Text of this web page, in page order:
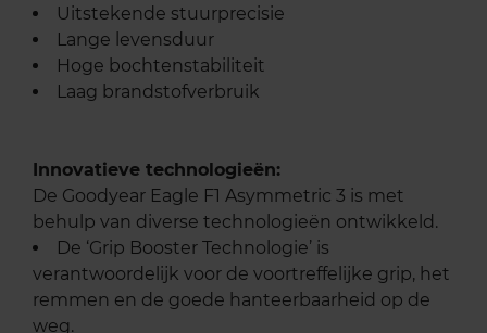
Uitstekende stuurprecisie
Lange levensduur
Hoge bochtenstabiliteit
Laag brandstofverbruik
Innovatieve technologieën:
De Goodyear Eagle F1 Asymmetric 3 is met
behulp van diverse technologieën ontwikkeld.
De ‘Grip Booster Technologie’ is
verantwoordelijk voor de voortreffelijke grip, het
remmen en de goede hanteerbaarheid op de
weg.